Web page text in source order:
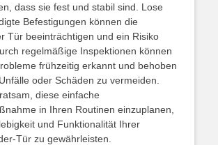
dass sie fest und stabil sind. Lose
Befestigungen können die
Tür beeinträchtigen und ein Risiko
regelmäßige Inspektionen können
frühzeitig erkannt und behoben
oder Schäden zu vermeiden.
diese einfache
in Ihren Routinen einzuplanen,
und Funktionalität Ihrer
Tür zu gewährleisten.